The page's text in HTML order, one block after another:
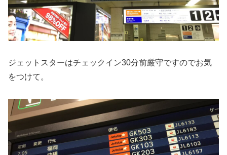
ジェットスターはチェックイン30分前厳守ですのでお気
をつけて。